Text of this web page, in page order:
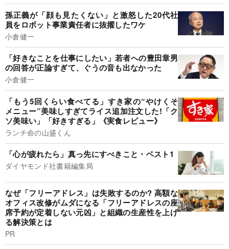
孫正義が「顔も見たくない」と激怒した20代社
員をロボット事業責任者に抜擢したワケ
小倉健一
「好きなことを仕事にしたい」若者への豊田章男
の回答が正論すぎて、ぐうの音も出なかった
小倉健一
「もう5回くらい食べてる」すき家の“やけくそ
メニュー”美味しすぎてライス追加注文した!「ク
ソ美味い」「好きすぎる」《実食レビュー》
ランチ命の山盛くん
「心が疲れたら」真っ先にすべきこと・ベスト1
ダイヤモンド社書籍編集局
なぜ「フリーアドレス」は失敗するのか? 高額な
オフィス改修がムダになる「フリーアドレスの座
席予約が定着しない元凶」と組織の生産性を上げ
る解決策とは
PR